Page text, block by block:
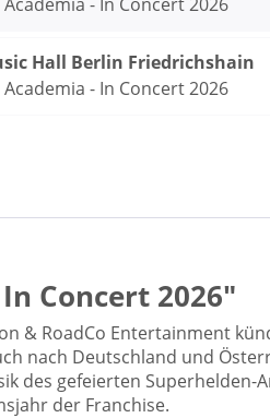
Hall Berlin Friedrichshain
- In Concert 2026
Concert 2026"
& RoadCo Entertainment
nach Deutschland und
des gefeierten
der Franchise.